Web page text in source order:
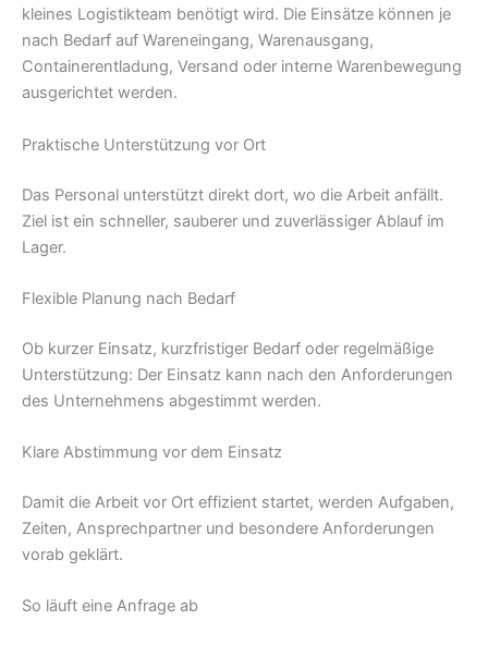
kleines Logistikteam benötigt wird. Die Einsätze können je
nach Bedarf auf Wareneingang, Warenausgang,
Containerentladung, Versand oder interne Warenbewegung
ausgerichtet werden.
Praktische Unterstützung vor Ort
Das Personal unterstützt direkt dort, wo die Arbeit anfällt.
Ziel ist ein schneller, sauberer und zuverlässiger Ablauf im
Lager.
Flexible Planung nach Bedarf
Ob kurzer Einsatz, kurzfristiger Bedarf oder regelmäßige
Unterstützung: Der Einsatz kann nach den Anforderungen
des Unternehmens abgestimmt werden.
Klare Abstimmung vor dem Einsatz
Damit die Arbeit vor Ort effizient startet, werden Aufgaben,
Zeiten, Ansprechpartner und besondere Anforderungen
vorab geklärt.
So läuft eine Anfrage ab